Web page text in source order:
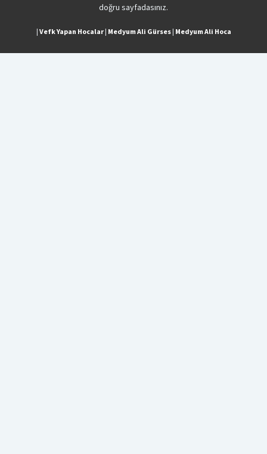
doğru sayfadasınız.
| Vefk Yapan Hocalar| Medyum Ali Gürses| Medyum Ali Hoca